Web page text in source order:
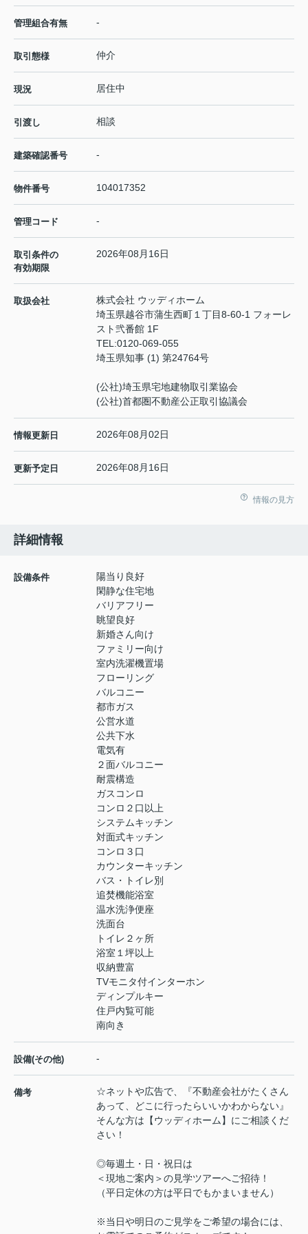
管理組合有無 -
取引態様 仲介
現況 居住中
引渡し 相談
建築確認番号 -
物件番号 104017352
管理コード -
取引条件の
有効期限
2026年08月16日
取扱会社
株式会社 ウッディホーム
埼玉県越谷市蒲生西町１丁目8-60-1 フォーレ
スト弐番館 1F
TEL:0120-069-055
埼玉県知事 (1) 第24764号
(公社)埼玉県宅地建物取引業協会
(公社)首都圏不動産公正取引協議会
情報更新日 2026年08月02日
更新予定日 2026年08月16日
情報の見方
詳細情報
設備条件
陽当り良好
閑静な住宅地
バリアフリー
眺望良好
新婚さん向け
ファミリー向け
室内洗濯機置場
フローリング
バルコニー
都市ガス
公営水道
公共下水
電気有
２面バルコニー
耐震構造
ガスコンロ
コンロ２口以上
システムキッチン
対面式キッチン
コンロ３口
カウンターキッチン
バス・トイレ別
追焚機能浴室
温水洗浄便座
洗面台
トイレ２ヶ所
浴室１坪以上
収納豊富
TVモニタ付インターホン
ディンプルキー
住戸内覧可能
南向き
設備(その他) -
備考
☆ネットや広告で、『不動産会社がたくさん
あって、どこに行ったらいいかわからない』
そんな方は【ウッディホーム】にご相談くだ
さい！
◎毎週土・日・祝日は
＜現地ご案内＞の見学ツアーへご招待！
（平日定休の方は平日でもかまいません）
※当日や明日のご見学をご希望の場合には、